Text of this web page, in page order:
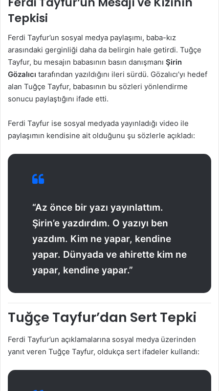
Tepkisi
Ferdi Tayfur’un sosyal medya paylaşımı, baba-kız
arasındaki gerginliği daha da belirgin hale getirdi. Tuğçe
Tayfur, bu mesajın babasının basın danışmanı Şirin
Gözalıcı tarafından yazıldığını ileri sürdü. Gözalıcı’yı hedef
alan Tuğçe Tayfur, babasının bu sözleri yönlendirme
sonucu paylaştığını ifade etti.
Ferdi Tayfur ise sosyal medyada yayınladığı video ile
paylaşımın kendisine ait olduğunu şu sözlerle açıkladı:
“Az önce bir yazı yayınlattım.
Şirin’e yazdırdım. O yazıyı ben
yazdım. Kim ne yapar, kendine
yapar. Dünyada ve ahirette kim ne
yapar, kendine yapar.”
Tuğçe Tayfur’dan Sert Tepki
Ferdi Tayfur’un açıklamalarına sosyal medya üzerinden
yanıt veren Tuğçe Tayfur, oldukça sert ifadeler kullandı: